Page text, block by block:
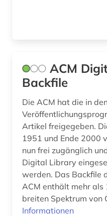
dortmund (1)
druck (1)
druckindustrie (1)
drucktechnik (2)
ACM
Backfile
Die ACM hat die in
Artikel freigegeben.
1951 und Ende 2000
nun frei zugänglich
Digital Library
werden. Das Backfile der ersten 50 Jahre der
ACM enthält mehr als
breiten Spektrum von
Informationen